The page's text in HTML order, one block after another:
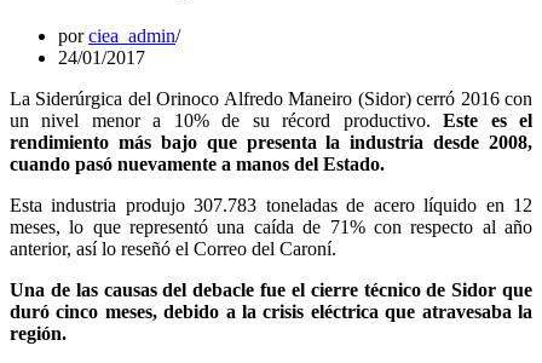
porciea_admin
24/01/2017
La Siderúrgica del Orinoco Alfredo Maneiro (Sidor) cerró 2016 con
un nivel menor a 10% de su récord productivo.Este es el
rendimiento más bajo que presenta la industria desde 2008,
cuando pasó nuevamente a manos del Estado.
Esta industria produjo 307.783 toneladas de acero líquido en 12
meses, lo que representó una caída de 71% con respecto al año
anterior, así lo reseñó el Correo del Caroní.
Una de las causas del debacle fue el cierre técnico de Sidor que
duró cinco meses, debido a la crisis eléctrica que atravesaba la
región.